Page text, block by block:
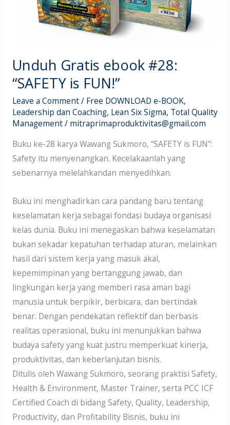
Unduh Gratis ebook #28:
“SAFETY is FUN!”
Leave a Comment/ Free DOWNLOAD e-BOOK,
Leadership dan Coaching, Lean Six Sigma, Total Quality
Management/ mitraprimaproduktivitas@gmail.com
Buku ke-28 karya Wawang Sukmoro, “SAFETY is FUN”:
Safety itu menyenangkan. Kecelakaanlah yang
sebenarnya melelahkandan menyedihkan.
Buku ini menghadirkan cara pandang baru tentang
keselamatan kerja sebagai fondasi budaya organisasi
kelas dunia. Buku ini menegaskan bahwa keselamatan
bukan sekadar kepatuhan terhadap aturan, melainkan
hasil dari sistem kerja yang masuk akal,
kepemimpinan yang bertanggung jawab, dan
lingkungan kerja yang memberi rasa aman bagi
manusia untuk berpikir, berbicara, dan bertindak
benar. Dengan pendekatan reflektif dan berbasis
realitas operasional, buku ini menunjukkan bahwa
budaya safety yang kuat justru memperkuat kinerja,
produktivitas, dan keberlanjutan bisnis.
Ditulis oleh Wawang Sukmoro, seorang praktisi Safety,
Health & Environment, Master Trainer, serta PCC ICF
Certified Coach di bidang Safety, Quality, Leadership,
Productivity, dan Profitability Bisnis, buku ini